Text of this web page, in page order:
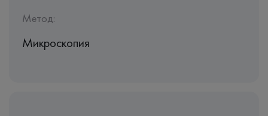
Метод:
Микроскопия